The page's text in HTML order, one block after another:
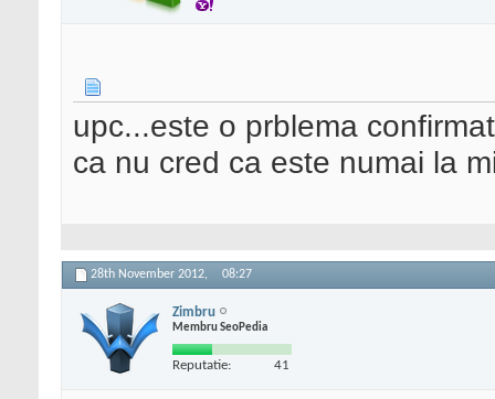
upc...este o prblema
ca nu cred ca este numai la
28th November 2012, 08:27
Zimbru
Membru SeoPedia
Reputatie: 41